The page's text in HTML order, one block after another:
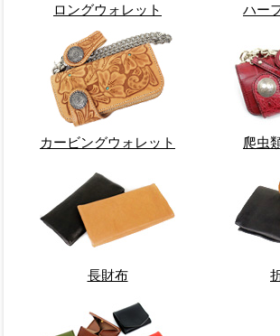
ロングウォレット ハー
カービングウォレット 爬虫
長財布